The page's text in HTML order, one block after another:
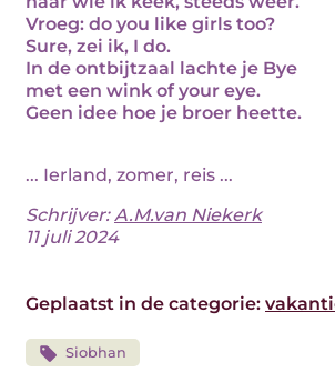
Vroeg: do you like girls too?
Sure, zei ik, I do.
In de ontbijtzaal lachte je Bye
met een wink of your eye.
Geen idee hoe je broer heette.
... Ierland, zomer, reis ...
Schrijver:A.M.van Niekerk
11 juli 2024
Geplaatst in de categorie:
Siobhan